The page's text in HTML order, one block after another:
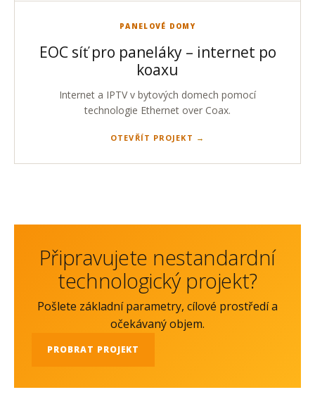
PANELOVÉ DOMY
EOC síť pro paneláky – internet po
koaxu
Internet a IPTV v bytových domech pomocí
technologie Ethernet over Coax.
OTEVŘÍT PROJEKT
Připravujete nestandardní
technologický projekt?
Pošlete základní parametry, cílové prostředí a
očekávaný objem.
PROBRAT PROJEKT